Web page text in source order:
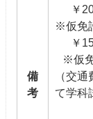
備
考
￥
※仮免
￥
※仮
（交
て学科